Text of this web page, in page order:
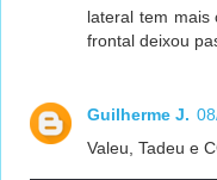
lateral tem mais
frontal deixou
Guilherme J.
Valeu, Tadeu e